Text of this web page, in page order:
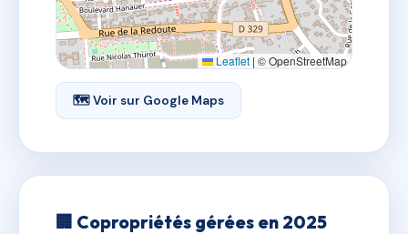
Leaflet | © OpenStreetMap
🗺 Voir sur Google Maps
🏢 Copropriétés gérées en 2025